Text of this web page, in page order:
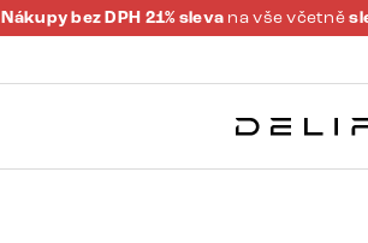
Nákupy bez DPH 21% sleva na vše včetně